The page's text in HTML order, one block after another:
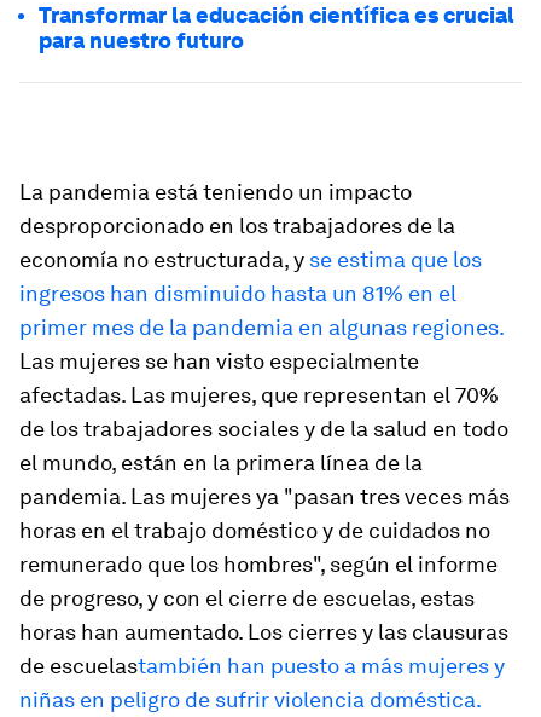
Transformar la educación científica es crucial
para nuestro futuro
La pandemia está teniendo un impacto
desproporcionado en los trabajadores de la
economía no estructurada, y se estima que los
ingresos han disminuido hasta un 81% en el
primer mes de la pandemia en algunas regiones.
Las mujeres se han visto especialmente
afectadas. Las mujeres, que representan el 70%
de los trabajadores sociales y de la salud en todo
el mundo, están en la primera línea de la
pandemia. Las mujeres ya "pasan tres veces más
horas en el trabajo doméstico y de cuidados no
remunerado que los hombres", según el informe
de progreso, y con el cierre de escuelas, estas
horas han aumentado. Los cierres y las clausuras
de escuelastambién han puesto a más mujeres y
niñas en peligro de sufrir violencia doméstica.